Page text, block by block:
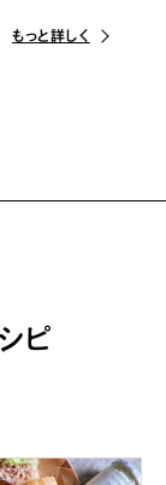
もっと詳しく
ピ